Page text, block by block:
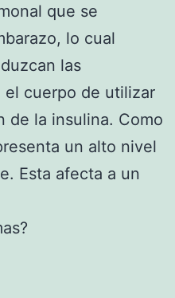
que se
lo cual
las
el cuerpo de utilizar
de la insulina. Como
un alto nivel
Esta afecta a un